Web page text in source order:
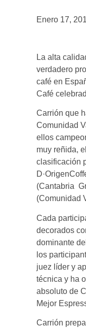
¡te imaginas vivir de tu
Enero 17,
La alta
verdadero
café en
Café
Carrión que
Comunidad
ellos
muy reñida,
clasificación
(Cantabria 
(Comunidad
Cada
decorados
dominante
los
juez líder y
técnica y ha
absoluto de
Mejor
Carrión